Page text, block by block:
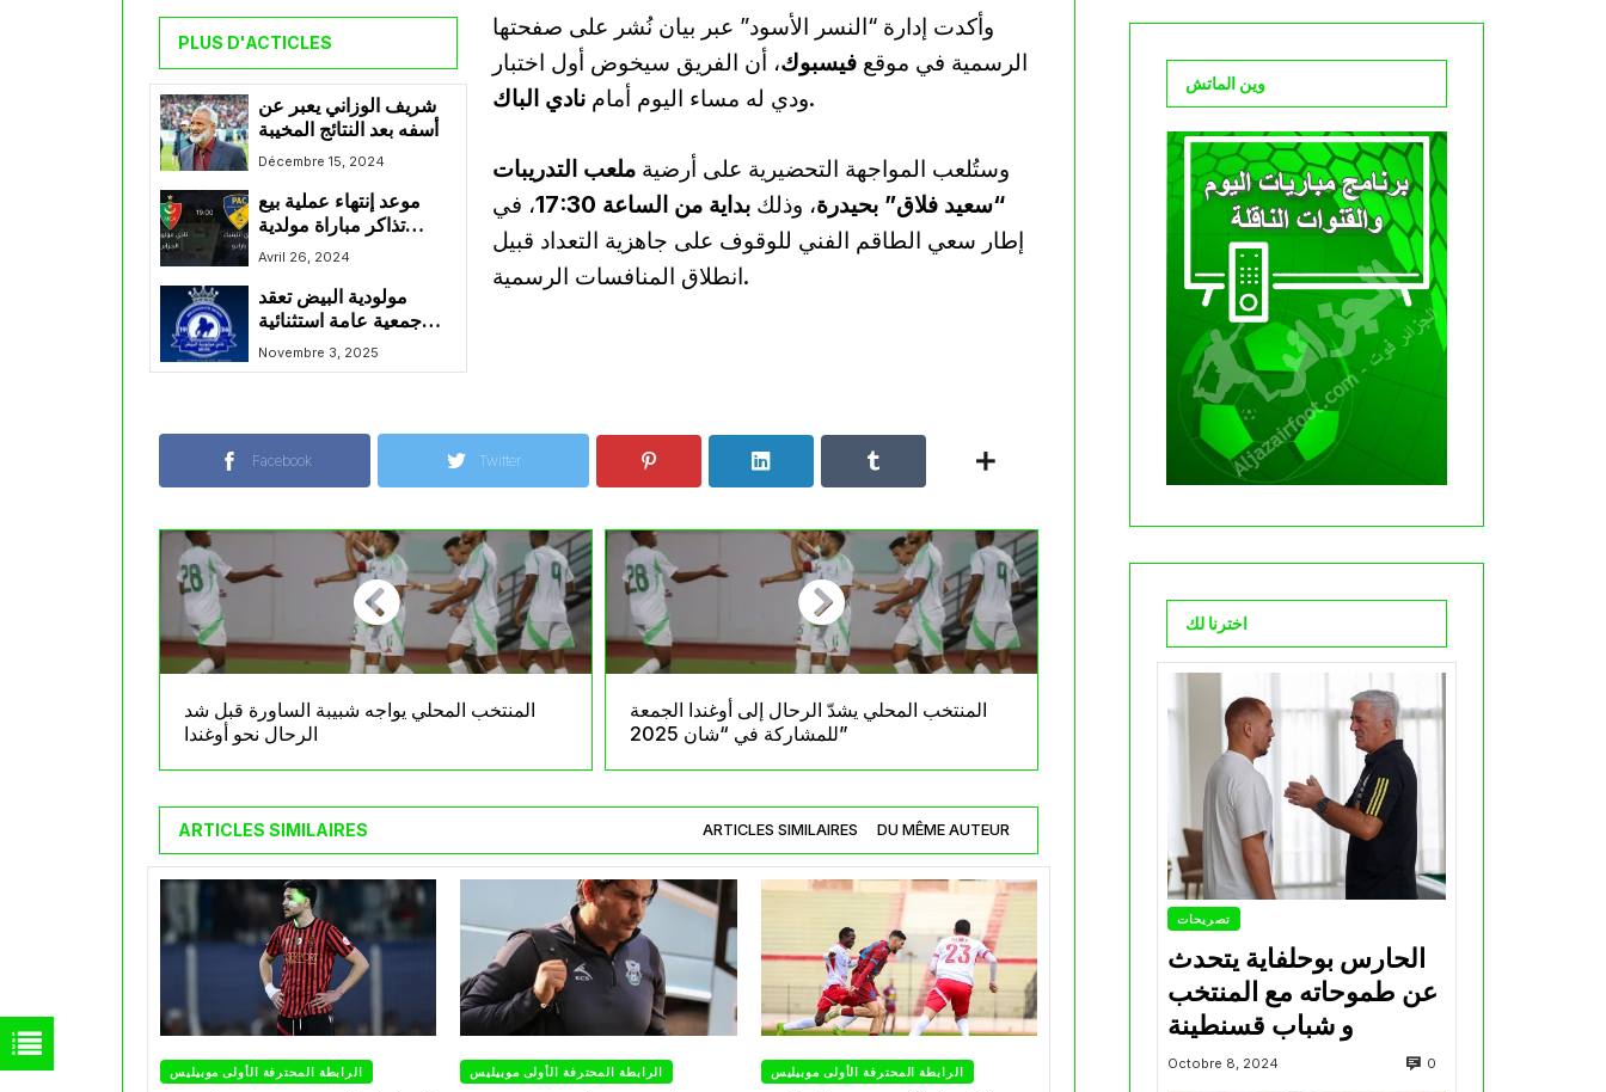
PLUS D'ACTICLES
شريف الوزاني يعبر عن
أسفه بعد النتائج المخيبة
مع إتحاد بسكرة
Décembre 15, 2024
موعد إنتهاء عملية بيع
تذاكر مباراة مولدية
الجزائر و نادي بارادو
Avril 26, 2024
مولودية البيض تعقد
جمعية عامة استثنائية
لمناقشة الوضعية الصعبة
للنادي
Novembre 3, 2025
وأكدت إدارة “النسر الأسود” عبر بيان نُشر على صفحتها
الرسمية في موقعفيسبوك، أن الفريق سيخوض أول اختبار
ودي له مساء اليوم أمامنادي الباك .
وستُلعب المواجهة التحضيرية على أرضيةملعب التدريبات
“سعيد فلاق” بحيدرة، وذلكبداية من الساعة 17:30
، في
إطار سعي الطاقم الفني للوقوف على جاهزية التعداد قبيل
انطلاق المنافسات الرسمية.
Facebook Twitter
المنتخب المحلي يواجه شبيبة الساورة قبل شد
الرحال نحو أوغندا
المنتخب المحلي يشدّ الرحال إلى أوغندا الجمعة
للمشاركة في “شان 2025”
ARTICLES SIMILAIRES ARTICLES SIMILAIRES DU MÊME AUTEUR
الرابطة المحترفة الأولى موبيليس الرابطة المحترفة الأولى موبيليس الرابطة المحترفة الأولى موبيليس
وين الماتش
اخترنا لك
تصريحات
الحارس بوحلفاية يتحدث
عن طموحاته مع المنتخب
و شباب قسنطينة
Octobre 8, 2024 0